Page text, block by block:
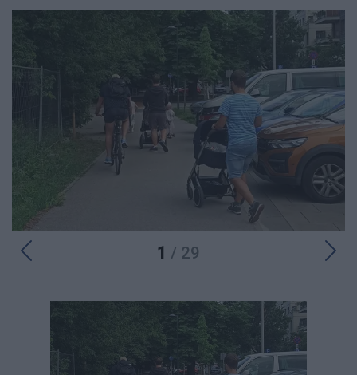
1 / 29